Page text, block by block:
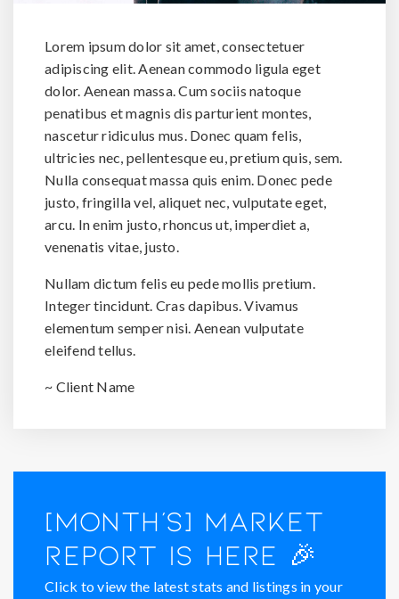
Lorem ipsum dolor sit amet, consectetuer
adipiscing elit. Aenean commodo ligula eget
dolor. Aenean massa. Cum sociis natoque
penatibus et magnis dis parturient montes,
nascetur ridiculus mus. Donec quam felis,
ultricies nec, pellentesque eu, pretium quis, sem.
Nulla consequat massa quis enim. Donec pede
justo, fringilla vel, aliquet nec, vulputate eget,
arcu. In enim justo, rhoncus ut, imperdiet a,
venenatis vitae, justo.
Nullam dictum felis eu pede mollis pretium.
Integer tincidunt. Cras dapibus. Vivamus
elementum semper nisi. Aenean vulputate
eleifend tellus.
~ Client Name
[Month's] Market
Report Is Here 🎉
Click to view the latest stats and listings in your